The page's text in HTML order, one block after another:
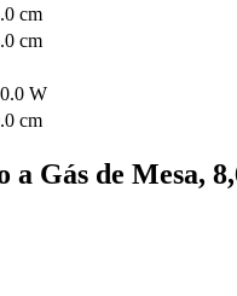
cm
cm
W
cm
a Gás de Mesa,